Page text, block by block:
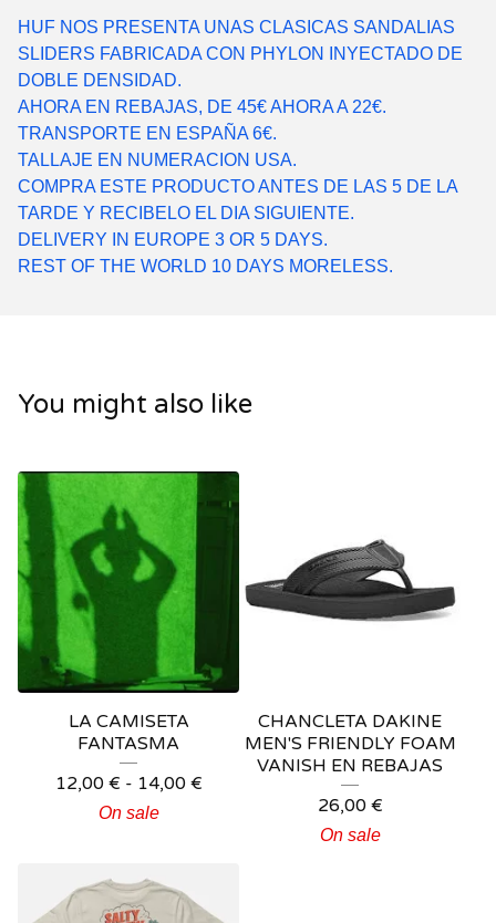
HUF NOS PRESENTA UNAS CLASICAS SANDALIAS
SLIDERS FABRICADA CON PHYLON INYECTADO DE
DOBLE DENSIDAD.
AHORA EN REBAJAS, DE 45€ AHORA A 22€.
TRANSPORTE EN ESPAÑA 6€.
TALLAJE EN NUMERACION USA.
COMPRA ESTE PRODUCTO ANTES DE LAS 5 DE LA
TARDE Y RECIBELO EL DIA SIGUIENTE.
DELIVERY IN EUROPE 3 OR 5 DAYS.
REST OF THE WORLD 10 DAYS MORELESS.
You might also like
LA CAMISETA
FANTASMA
12,00 € - 14,00 €
On sale
CHANCLETA DAKINE
MEN'S FRIENDLY FOAM
VANISH EN REBAJAS
26,00 €
On sale